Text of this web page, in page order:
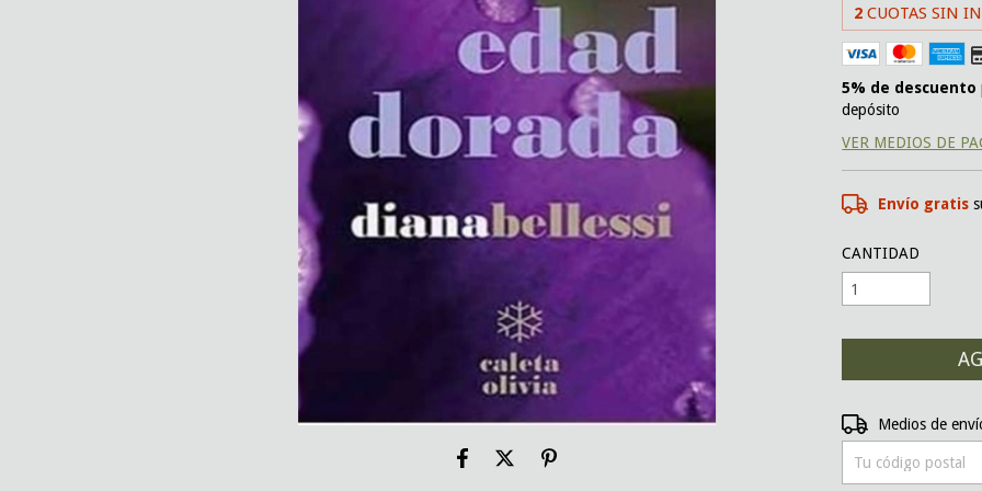
2 CUOTAS SIN
5% de descuento
depósito
VER MEDIOS DE
Envío gratis
CANTIDAD
Entregas para el CP:
Medios de